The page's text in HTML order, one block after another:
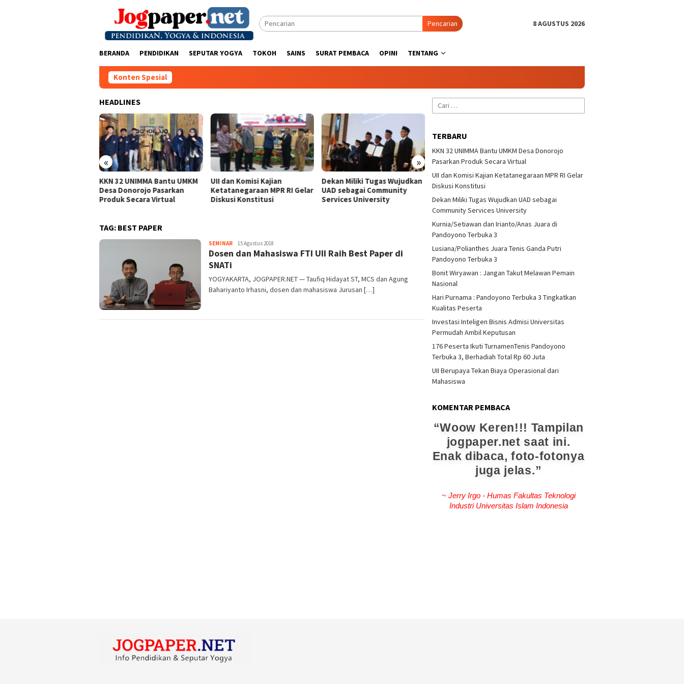
Pencarian 8 AGUSTUS 2026
BERANDA PENDIDIKAN SEPUTAR YOGYA TOKOH SAINS SURAT PEMBACA OPINI TENTANG
Konten Spesial
HEADLINES
« »
KKN 32 UNIMMA Bantu UMKM
Desa Donorojo Pasarkan
Produk Secara Virtual
UII dan Komisi Kajian
Ketatanegaraan MPR RI Gelar
Diskusi Konstitusi
Dekan Miliki Tugas Wujudkan
UAD sebagai Community
Services University
Kurnia/Setiawan dan
Irianto/Anas Juara di
Pandoyono Terbuka 3
Lusiana/Polianthes Juara
Pandoyono Terbuka 3
TAG: BEST PAPER
SEMINARHeri
Purwata
15 Agustus 2018
Dosen dan Mahasiswa FTI UII Raih Best Paper di
SNATi
YOGYAKARTA, JOGPAPER.NET — Taufiq Hidayat ST, MCS dan Agung
Bahariyanto Irhasni, dosen dan mahasiswa Jurusan […]
Cari
untuk:
TERBARU
KKN 32 UNIMMA Bantu UMKM Desa Donorojo
Pasarkan Produk Secara Virtual
UII dan Komisi Kajian Ketatanegaraan MPR RI Gelar
Diskusi Konstitusi
Dekan Miliki Tugas Wujudkan UAD sebagai
Community Services University
Kurnia/Setiawan dan Irianto/Anas Juara di
Pandoyono Terbuka 3
Lusiana/Polianthes Juara Tenis Ganda Putri
Pandoyono Terbuka 3
Bonit Wiryawan : Jangan Takut Melawan Pemain
Nasional
Hari Purnama : Pandoyono Terbuka 3 Tingkatkan
Kualitas Peserta
Investasi Inteligen Bisnis Admisi Universitas
Permudah Ambil Keputusan
176 Peserta Ikuti TurnamenTenis Pandoyono
Terbuka 3, Berhadiah Total Rp 60 Juta
UII Berupaya Tekan Biaya Operasional dari
Mahasiswa
KOMENTAR PEMBACA
Woow Keren!!! Tampilan
jogpaper.net saat ini.
Enak dibaca, foto-fotonya
juga jelas.
~ Jerry Irgo - Humas Fakultas Teknologi
Industri Universitas Islam Indonesia